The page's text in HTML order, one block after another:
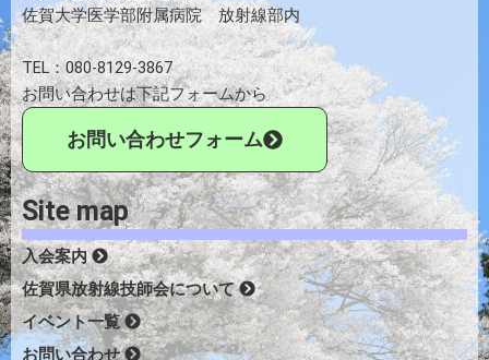
佐賀大学医学部附属病院 放射線部内
TEL：080-8129-3867
お問い合わせは下記フォームから
お問い合わせフォーム
Site map
入会案内
佐賀県放射線技師会について
イベント一覧
お問い合わせ